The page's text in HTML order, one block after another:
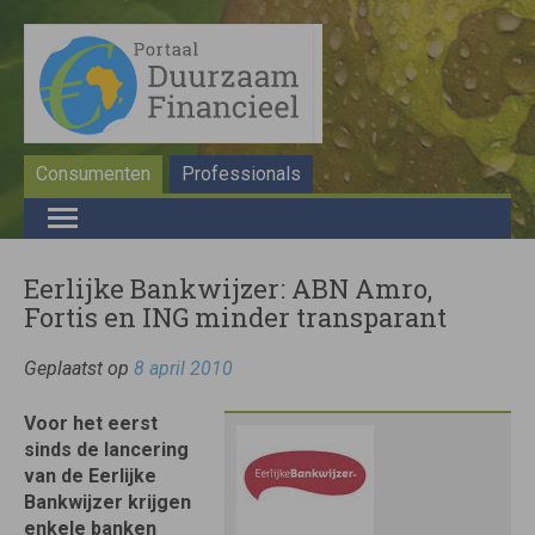
Consumenten Professionals
Eerlijke Bankwijzer: ABN Amro,
Fortis en ING minder transparant
Geplaatst op 8 april 2010
Voor het eerst
sinds de lancering
van de Eerlijke
Bankwijzer krijgen
enkele banken